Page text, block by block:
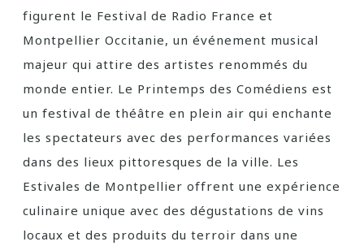
figurent le Festival de Radio France et
Montpellier Occitanie, un événement musical
majeur qui attire des artistes renommés du
monde entier. Le Printemps des Comédiens est
un festival de théâtre en plein air qui enchante
les spectateurs avec des performances variées
dans des lieux pittoresques de la ville. Les
Estivales de Montpellier offrent une expérience
culinaire unique avec des dégustations de vins
locaux et des produits du terroir dans une